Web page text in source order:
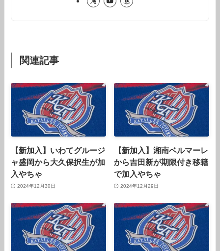
関連記事
【新加入】いわてグルージ
ャ盛岡から大久保択生が加
入やちゃ
2024年12月30日
【新加入】湘南ベルマーレ
から吉田新が期限付き移籍
で加入やちゃ
2024年12月29日